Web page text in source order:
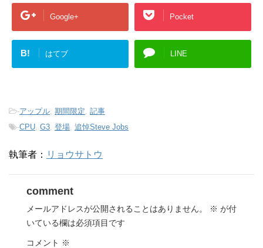
Google+ Pocket
B! はてブ LINE
-アップル 期間限定 記事
-CPU G3 登場 追悼Steve Jobs
執筆者： リョウサトウ
comment
メールアドレスが公開されることはありません。 ※ が付
いている欄は必須項目です
コメント ※